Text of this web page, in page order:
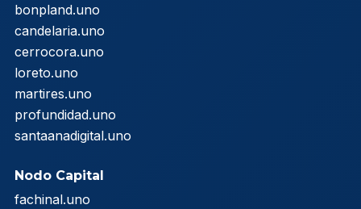
bonpland.uno
candelaria.uno
cerrocora.uno
loreto.uno
martires.uno
profundidad.uno
santaanadigital.uno
Nodo Capital
fachinal.uno